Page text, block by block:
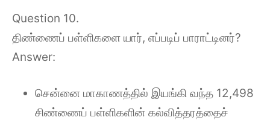
Question 10.
திண்ணைப் பள்ளிகளை யார், எப்படிப் பாராட்டினர்?
Answer:
சென்னை மாகாணத்தில் இயங்கி வந்த 12,498
சிண்ணைப் பள்ளிகளின் கல்வித்தரத்தைச்